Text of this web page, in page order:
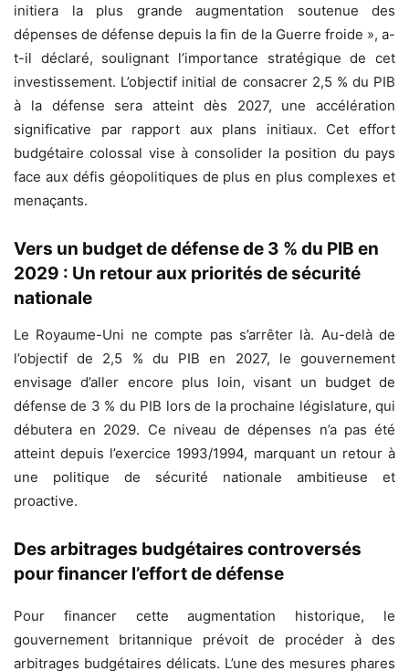
initiera la plus grande augmentation soutenue des
dépenses de défense depuis la fin de la Guerre froide », a-
t-il déclaré, soulignant l’importance stratégique de cet
investissement. L’objectif initial de consacrer 2,5 % du PIB
à la défense sera atteint dès 2027, une accélération
significative par rapport aux plans initiaux. Cet effort
budgétaire colossal vise à consolider la position du pays
face aux défis géopolitiques de plus en plus complexes et
menaçants.
Vers un budget de défense de 3 % du PIB en
2029 : Un retour aux priorités de sécurité
nationale
Le Royaume-Uni ne compte pas s’arrêter là. Au-delà de
l’objectif de 2,5 % du PIB en 2027, le gouvernement
envisage d’aller encore plus loin, visant un budget de
défense de 3 % du PIB lors de la prochaine législature, qui
débutera en 2029. Ce niveau de dépenses n’a pas été
atteint depuis l’exercice 1993/1994, marquant un retour à
une politique de sécurité nationale ambitieuse et
proactive.
Des arbitrages budgétaires controversés
pour financer l’effort de défense
Pour financer cette augmentation historique, le
gouvernement britannique prévoit de procéder à des
arbitrages budgétaires délicats. L’une des mesures phares